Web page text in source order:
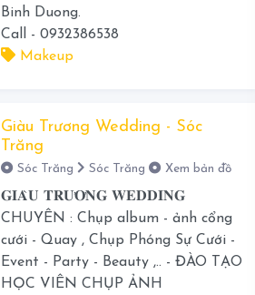
Binh Duong.
Call - 0932386538
Makeup
Giàu Trương Wedding - Sóc
Trăng
Sóc Trăng Sóc Trăng Xem bản đồ
𝐆𝐈𝐀̀𝐔 𝐓𝐑𝐔̛𝐎̛𝐍𝐆 𝐖𝐄𝐃𝐃𝐈𝐍𝐆
CHUYÊN : Chụp album - ảnh cổng
cưới - Quay , Chụp Phóng Sự Cưới -
Event - Party - Beauty ,.. - ĐÀO TẠO
HỌC VIÊN CHỤP ẢNH